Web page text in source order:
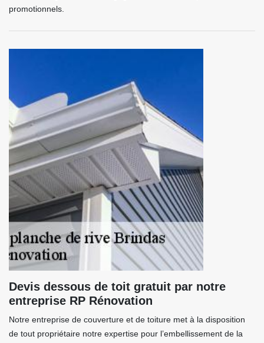
promotionnels.
Devis dessous de toit gratuit par notre
entreprise RP Rénovation
Notre entreprise de couverture et de toiture met à la disposition
de tout propriétaire notre expertise pour l’embellissement de la